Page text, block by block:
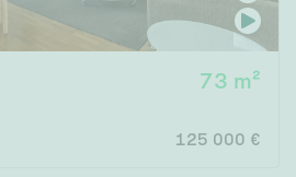
73 m²
125 000 €